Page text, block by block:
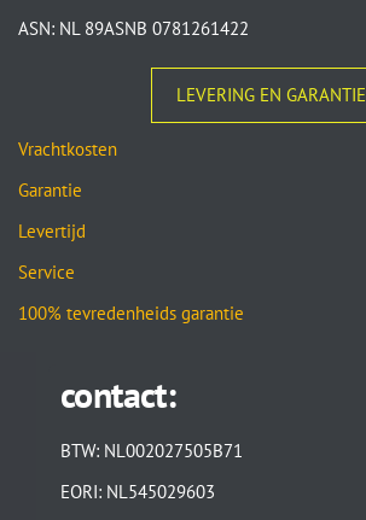
ASN: NL 89ASNB 0781261422
LEVERING EN GARANTIE
Vrachtkosten
Garantie
Levertijd
Service
100% tevredenheids garantie
contact:
BTW: NL002027505B71
EORI: NL545029603